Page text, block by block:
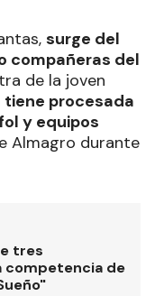
surge del
compañeras del
de la joven
tiene procesada
y equipos
Almagro durante
tres
competencia de